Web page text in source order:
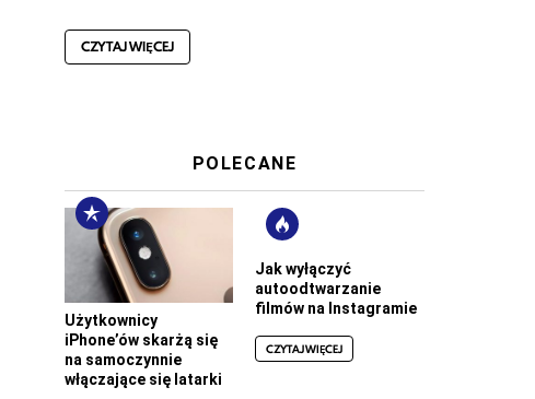
CZYTAJ WIĘCEJ
POLECANE
Użytkownicy
iPhone’ów skarżą się
na samoczynnie
włączające się latarki
Jak wyłączyć
autoodtwarzanie
filmów na Instagramie
CZYTAJ WIĘCEJ